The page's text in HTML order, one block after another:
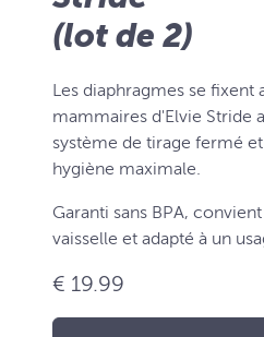
(lot de 2)
Les diaphragmes se fixent
mammaires d'Elvie Stride
système de tirage fermé
hygiène maximale.
Garanti sans BPA,
vaisselle et adapté à un
€ 19.99